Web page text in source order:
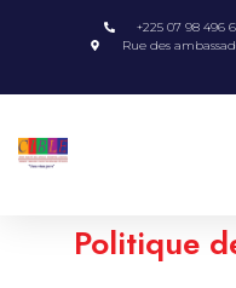
+225 07 98 496
Rue des
Politique